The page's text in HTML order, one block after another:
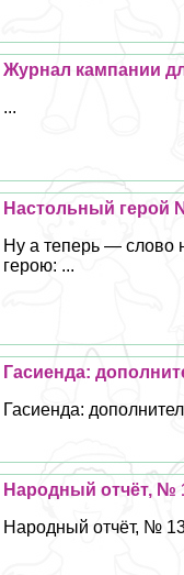
Журнал кампании
...
Настольный герой
Ну а теперь — слово
герою: ...
Гасиенда:
Гасиенда:
Народный отчёт, №
Народный отчёт, №